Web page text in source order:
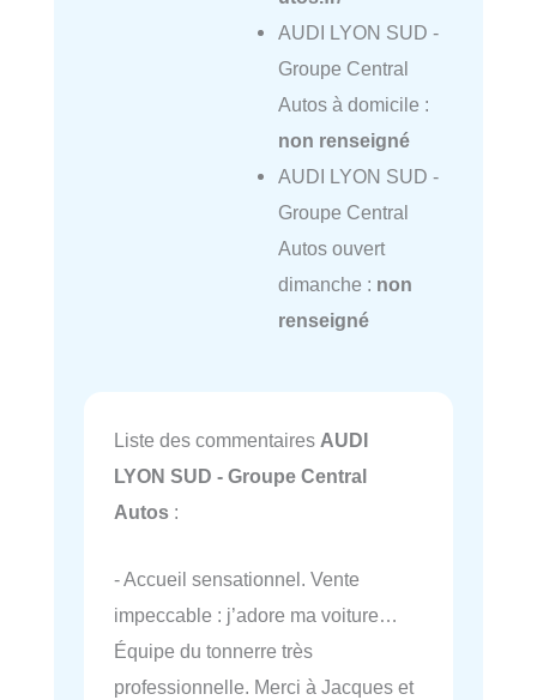
AUDI LYON SUD -
Groupe Central
Autos à domicile :
non renseigné
AUDI LYON SUD -
Groupe Central
Autos ouvert
dimanche : non
renseigné
Liste des commentaires AUDI
LYON SUD - Groupe Central
Autos :
- Accueil sensationnel. Vente
impeccable : j’adore ma voiture…
Équipe du tonnerre très
professionnelle. Merci à Jacques et